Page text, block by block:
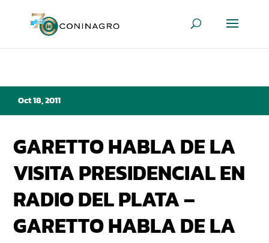
Oct 18, 2011
GARETTO HABLA DE LA
VISITA PRESIDENCIAL EN
RADIO DEL PLATA –
GARETTO HABLA DE LA